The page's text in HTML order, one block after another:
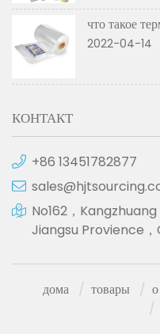
что такое
2022-04-14
КОНТАКТ
+86 13451782877
No162，
Jiangsu Provience，
дома товары